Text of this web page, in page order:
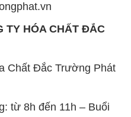
TY HÓA CHẤT ĐẮC
Chất Đắc Trường Phát
từ 8h đến 11h – Buổi